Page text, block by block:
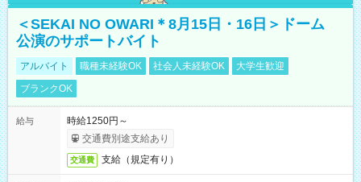
＜SEKAI NO OWARI＊8月15日・16日＞ドーム
公演のサポートバイト
アルバイト 職種未経験OK 社会人未経験OK
大学生歓迎
ブランクOK
給与
時給1250円～
交通費別途支給あり
交通費 支給（規定有り）